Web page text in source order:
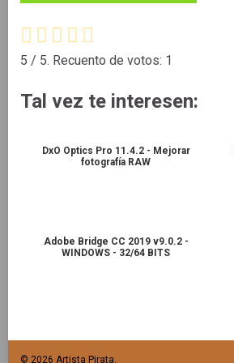
5 / 5. Recuento de votos: 1
Tal vez te interesen:
DxO Optics Pro 11.4.2 - Mejorar
fotografía RAW
Adobe Bridge CC 2019 v9.0.2 -
WINDOWS - 32/64 BITS
© 2026 Artista Pirata.